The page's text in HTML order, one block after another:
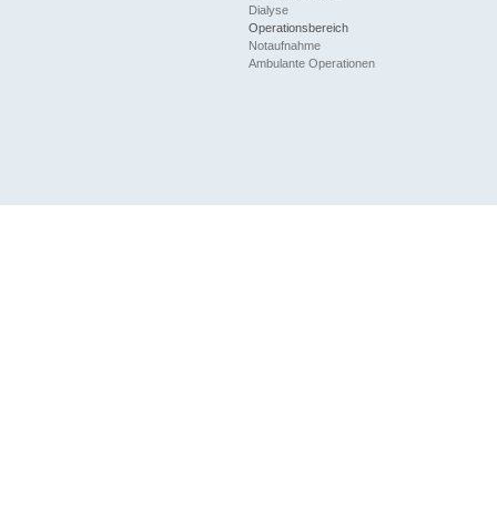
Dialyse
Operationsbereich
Notaufnahme
Ambulante Operationen